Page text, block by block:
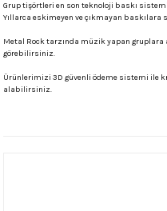
Grup tişörtleri en son teknoloji baskı
Yıllarca eskimeyen ve çıkmayan baskılara
Metal Rock tarzında müzik yapan gruplara
görebilirsiniz.
Ürünlerimizi 3D güvenli ödeme sistemi ile
alabilirsiniz.